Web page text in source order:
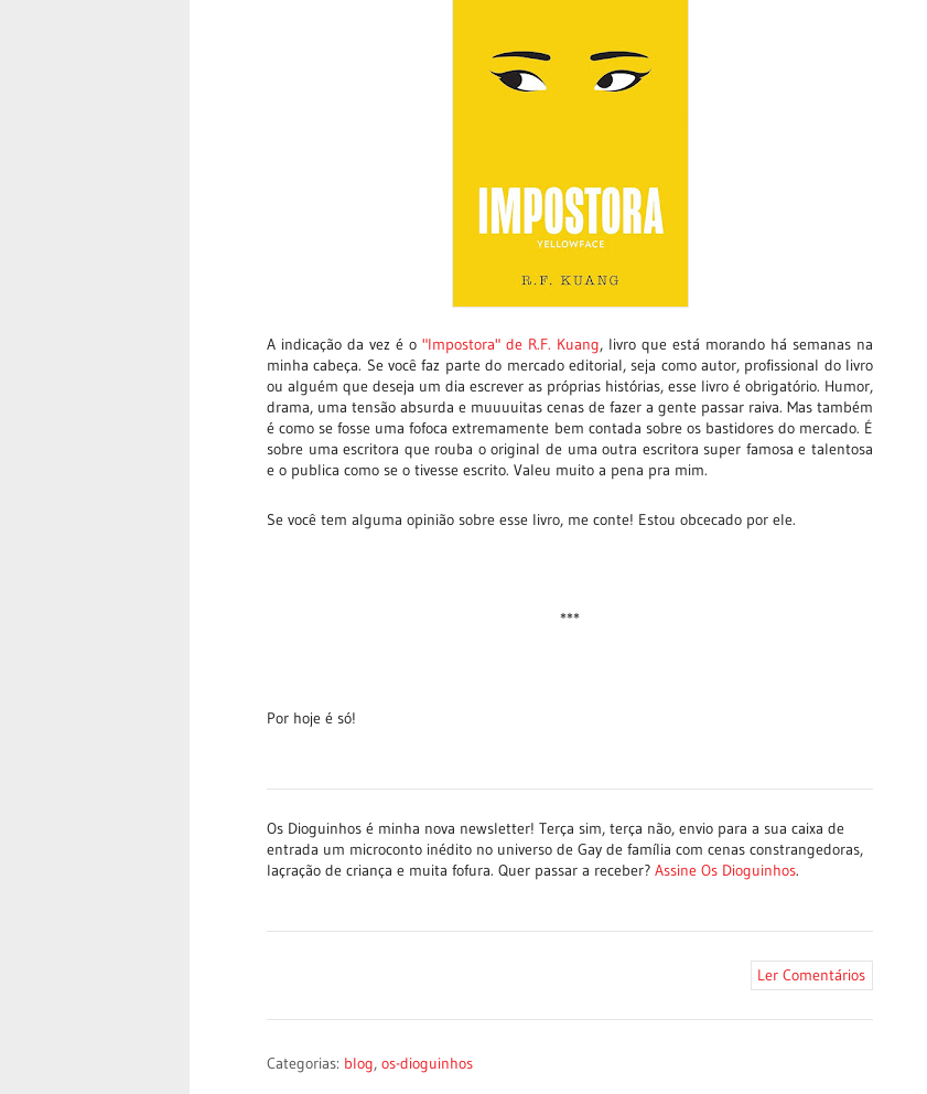
A indicação da vez é o "Impostora" de R.F. Kuang, livro que está morando há semanas na
minha cabeça. Se você faz parte do mercado editorial, seja como autor, profissional do livro
ou alguém que deseja um dia escrever as próprias histórias, esse livro é obrigatório. Humor,
drama, uma tensão absurda e muuuuitas cenas de fazer a gente passar raiva. Mas também
é como se fosse uma fofoca extremamente bem contada sobre os bastidores do mercado. É
sobre uma escritora que rouba o original de uma outra escritora super famosa e talentosa
e o publica como se o tivesse escrito. Valeu muito a pena pra mim.
Se você tem alguma opinião sobre esse livro, me conte! Estou obcecado por ele.
***
Por hoje é só!
Os Dioguinhos é minha nova newsletter! Terça sim, terça não, envio para a sua caixa de
entrada um microconto inédito no universo de Gay de família com cenas constrangedoras,
laçração de criança e muita fofura. Quer passar a receber? Assine Os Dioguinhos.
Ler Comentários
Categorias: blog, os-dioguinhos